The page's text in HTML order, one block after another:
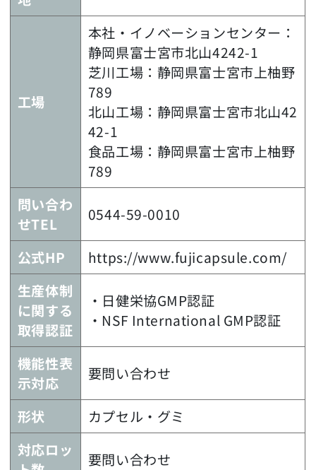
工場
本社・イノベーションセンター：
静岡県富士宮市北山4242-1
芝川工場：静岡県富士宮市上柚野
789
北山工場：静岡県富士宮市北山42
42-1
食品工場：静岡県富士宮市上柚野
789
問い合わ
せTEL
0544-59-0010
公式HP
https://www.fujicapsule.com/
生産体制
に関する
取得認証
・日健栄協GMP認証
・NSF International GMP認証
機能性表
示対応
要問い合わせ
形状
カプセル・グミ
対応ロッ
要問い合わせ